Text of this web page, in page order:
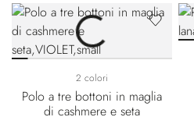
2 colori
Polo a tre bottoni in maglia
di cashmere e seta